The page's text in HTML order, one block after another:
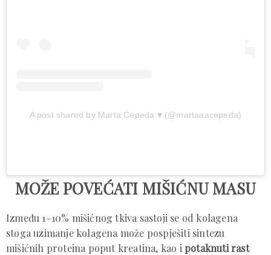
A post shared by Marta Cepeda ♥️ (@martaaacepeda)
MOŽE POVEĆATI MIŠIĆNU MASU
Između 1–10% mišićnog tkiva sastoji se od kolagena
stoga uzimanje kolagena može pospješiti sintezu
mišićnih proteina poput kreatina, kao i potaknuti rast